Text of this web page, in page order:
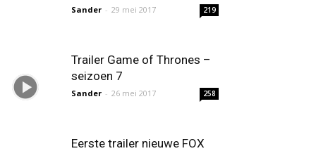
Sander - 29 mei 2017 219
Trailer Game of Thrones –
seizoen 7
Sander - 26 mei 2017 258
Eerste trailer nieuwe FOX